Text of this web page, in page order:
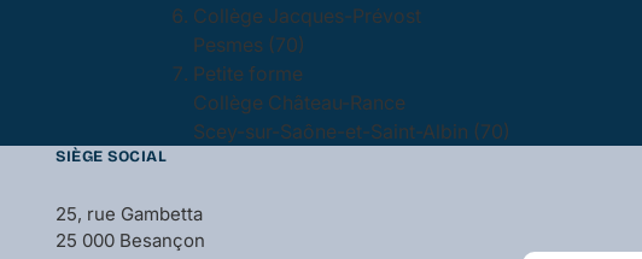
Collège Jacques-Prévost
Pesmes (70)
Petite forme
Collège Château-Rance
Scey-sur-Saône-et-Saint-Albin (70)
SIÈGE SOCIAL
25, rue Gambetta
25 000 Besançon